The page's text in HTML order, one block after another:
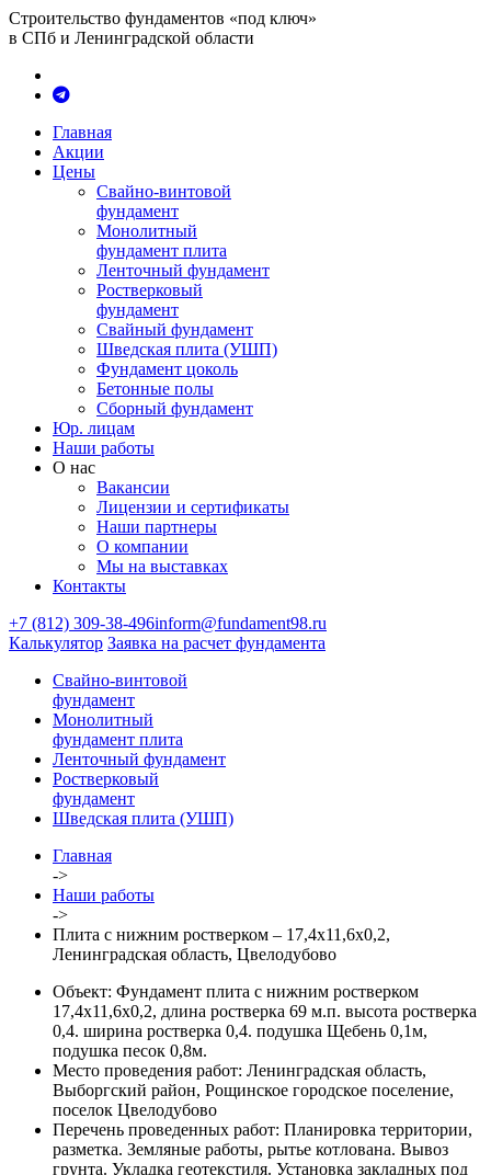
Строительство фундаментов «под ключ»
в СПб и Ленинградской области
Главная
Акции
Цены
Свайно-винтовой
фундамент
Монолитный
фундамент плита
Ленточный фундамент
Ростверковый
фундамент
Свайный фундамент
Шведская плита (УШП)
Фундамент цоколь
Бетонные полы
Сборный фундамент
Юр. лицам
Наши работы
О нас
Вакансии
Лицензии и сертификаты
Наши партнеры
О компании
Мы на выставках
Контакты
+7 (812) 309-38-496inform@fundament98.ru
Калькулятор Заявка на расчет фундамента
Свайно-винтовой
фундамент
Монолитный
фундамент плита
Ленточный фундамент
Ростверковый
фундамент
Шведская плита (УШП)
Главная
->
Наши работы
->
Плита с нижним ростверком – 17,4х11,6х0,2,
Ленинградская область, Цвелодубово
Объект: Фундамент плита с нижним ростверком
17,4х11,6х0,2, длина ростверка 69 м.п. высота ростверка
0,4. ширина ростверка 0,4. подушка Щебень 0,1м,
подушка песок 0,8м.
Место проведения работ: Ленинградская область,
Выборгский район, Рощинское городское поселение,
поселок Цвелодубово
Перечень проведенных работ: Планировка территории,
разметка. Земляные работы, рытье котлована. Вывоз
грунта. Укладка геотекстиля. Установка закладных под